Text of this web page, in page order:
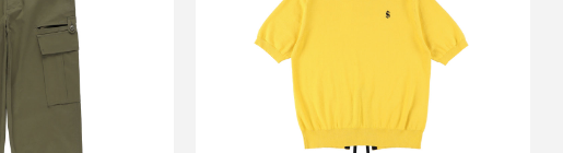
PANTS
TURTLE NECK SLIT KNIT
TOP YELLOW